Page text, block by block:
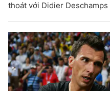
thoát với Didier Deschamps